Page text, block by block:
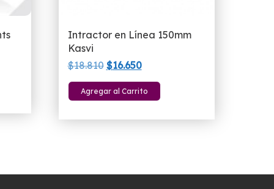
Intractor en Línea 150mm
Kasvi
$18.810 El
precio
original
$16.650El
precio
actual
Agregar al Carrito